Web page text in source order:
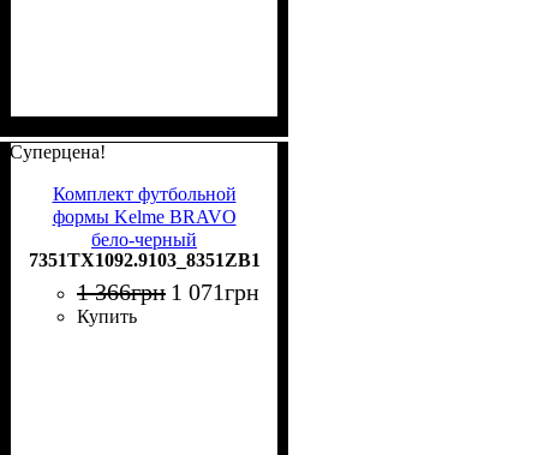
Суперцена!
Комплект футбольной
формы Kelme BRAVO
бело-черный
7351TX1092.9103_8351ZB1143.9000
7351TX1092.9103_8351ZB1143.9000
1 366грн 1 071грн
Купить